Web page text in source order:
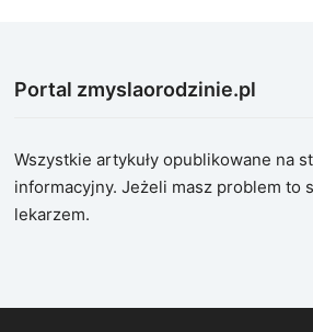
Portal zmyslaorodzinie.pl
Wszystkie artykuły opublikowane na
informacyjny. Jeżeli masz problem to
lekarzem.